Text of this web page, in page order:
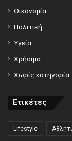
Οικονομία
Πολιτική
Υγεία
Χρήσιμα
Χωρίς κατηγορία
Ετικέτες
Lifestyle